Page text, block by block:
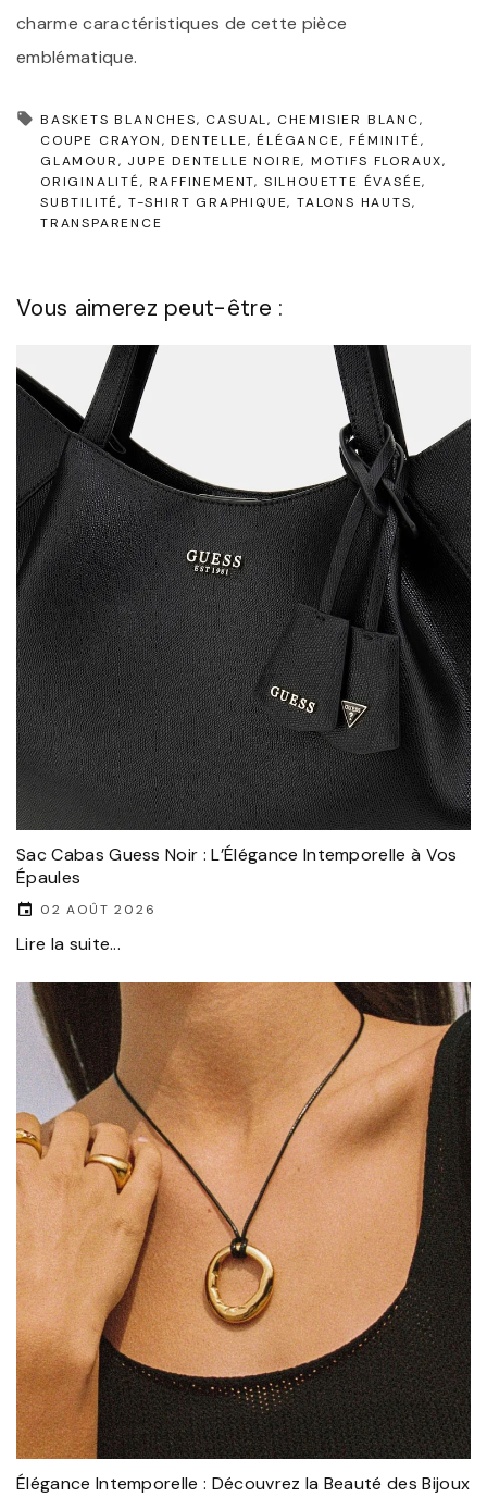
charme caractéristiques de cette pièce
emblématique.
BASKETS BLANCHES CASUAL
CHEMISIER BLANC
COUPE CRAYON
DENTELLE ÉLÉGANCE
FÉMINITÉ
GLAMOUR
JUPE DENTELLE NOIRE MOTIFS FLORAUX
ORIGINALITÉ
RAFFINEMENT SILHOUETTE ÉVASÉE
SUBTILITÉ T-SHIRT GRAPHIQUE TALONS HAUTS
TRANSPARENCE
Vous aimerez peut-être :
Sac Cabas Guess Noir : L’Élégance Intemporelle à Vos
Épaules
02 AOÛT 2026
Lire la suite...
Élégance Intemporelle : Découvrez la Beauté des Bijoux